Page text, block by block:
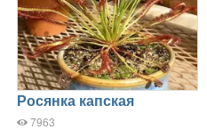
Росянка капская
7963